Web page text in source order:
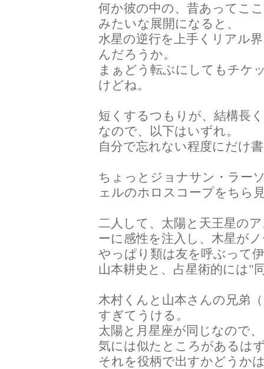
何か彼の中の、昔あってこ
みたいな展開になると、
水星の逆行を上手くリアル
んだろうか。
まぁどう転ぶにしてもチケ
けどね。
短くするつもりが、結構長
なので、以下はいずれ。
自分で忘れない程度にだけ
ちょっとジョナサン・ラー
ェルのホロスコープをちら
二人して、太陽と天王星の
ーに感性を注入し、木星が
やっぱり類は友を呼ぶって
山本耕史と、占星術的には"
木村くんと山本さんの兄弟
すぎてうける。
太陽と月星座が同じなので
気には似たところがあるは
それを役柄で出すかどうか